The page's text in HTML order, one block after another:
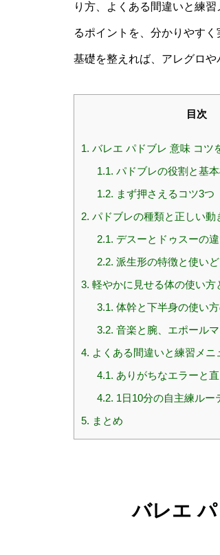
り方、よくある間違いと練
るポイントを、分かりやすく
基礎を整えれば、アレグロや
目次
1. バレエ パドブレ 意味 コツ
1.1. パドブレの役割と基
1.2. まず押さえるコツ3つ
2. パドブレの種類と正しい動
2.1. デスーとドゥスーの
2.2. 派生形の特徴と使い
3. 軽やかに見せる体の使い方
3.1. 体幹と下半身の使い
3.2. 音楽と腕、エポール
4. よくある間違いと練習メニ
4.1. ありがちなエラーと
4.2. 1日10分の自主練ルー
5. まとめ
バレエ